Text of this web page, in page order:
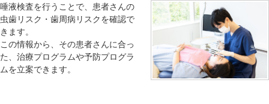
唾液検査を行うことで、患者さんの
虫歯リスク・歯周病リスクを確認で
きます。
この情報から、その患者さんに合っ
た、治療プログラムや予防プログラ
ムを立案できます。